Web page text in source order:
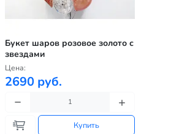
Букет шаров розовое золото с
звездами
Цена:
2690 руб.
Купить